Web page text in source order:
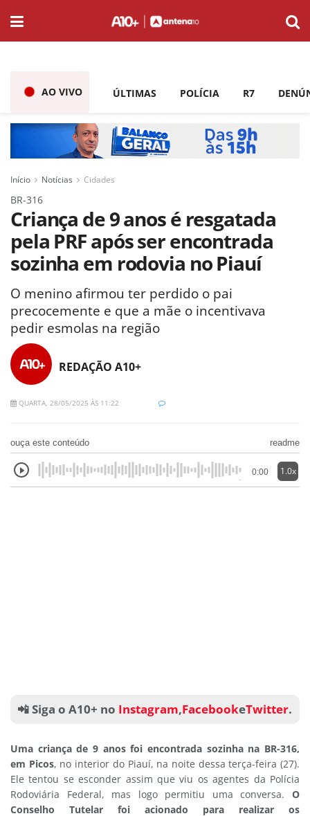
AO VIVO ÚLTIMAS POLÍCIA R7
Início Notícias Cidades
BR-316
Criança de 9 anos é resgatada
pela PRF após ser encontrada
sozinha em rodovia no Piauí
O menino afirmou ter perdido o pai
precocemente e que a mãe o incentivava
pedir esmolas na região
REDAÇÃO A10+
QUARTA, 28/05/2025 ÀS 11:22
ouça este conteúdo readme
0:00 1.0x
📲 Siga o A10+ no Instagram,FacebookeTwitter.
Uma criança de 9 anos foi encontrada sozinha na BR-316,
em Picos, no interior do Piauí, na noite dessa terça-feira (27).
Ele tentou se esconder assim que viu os agentes da Polícia
Rodoviária Federal, mas logo permitiu uma conversa. O
Conselho Tutelar foi acionado para realizar os